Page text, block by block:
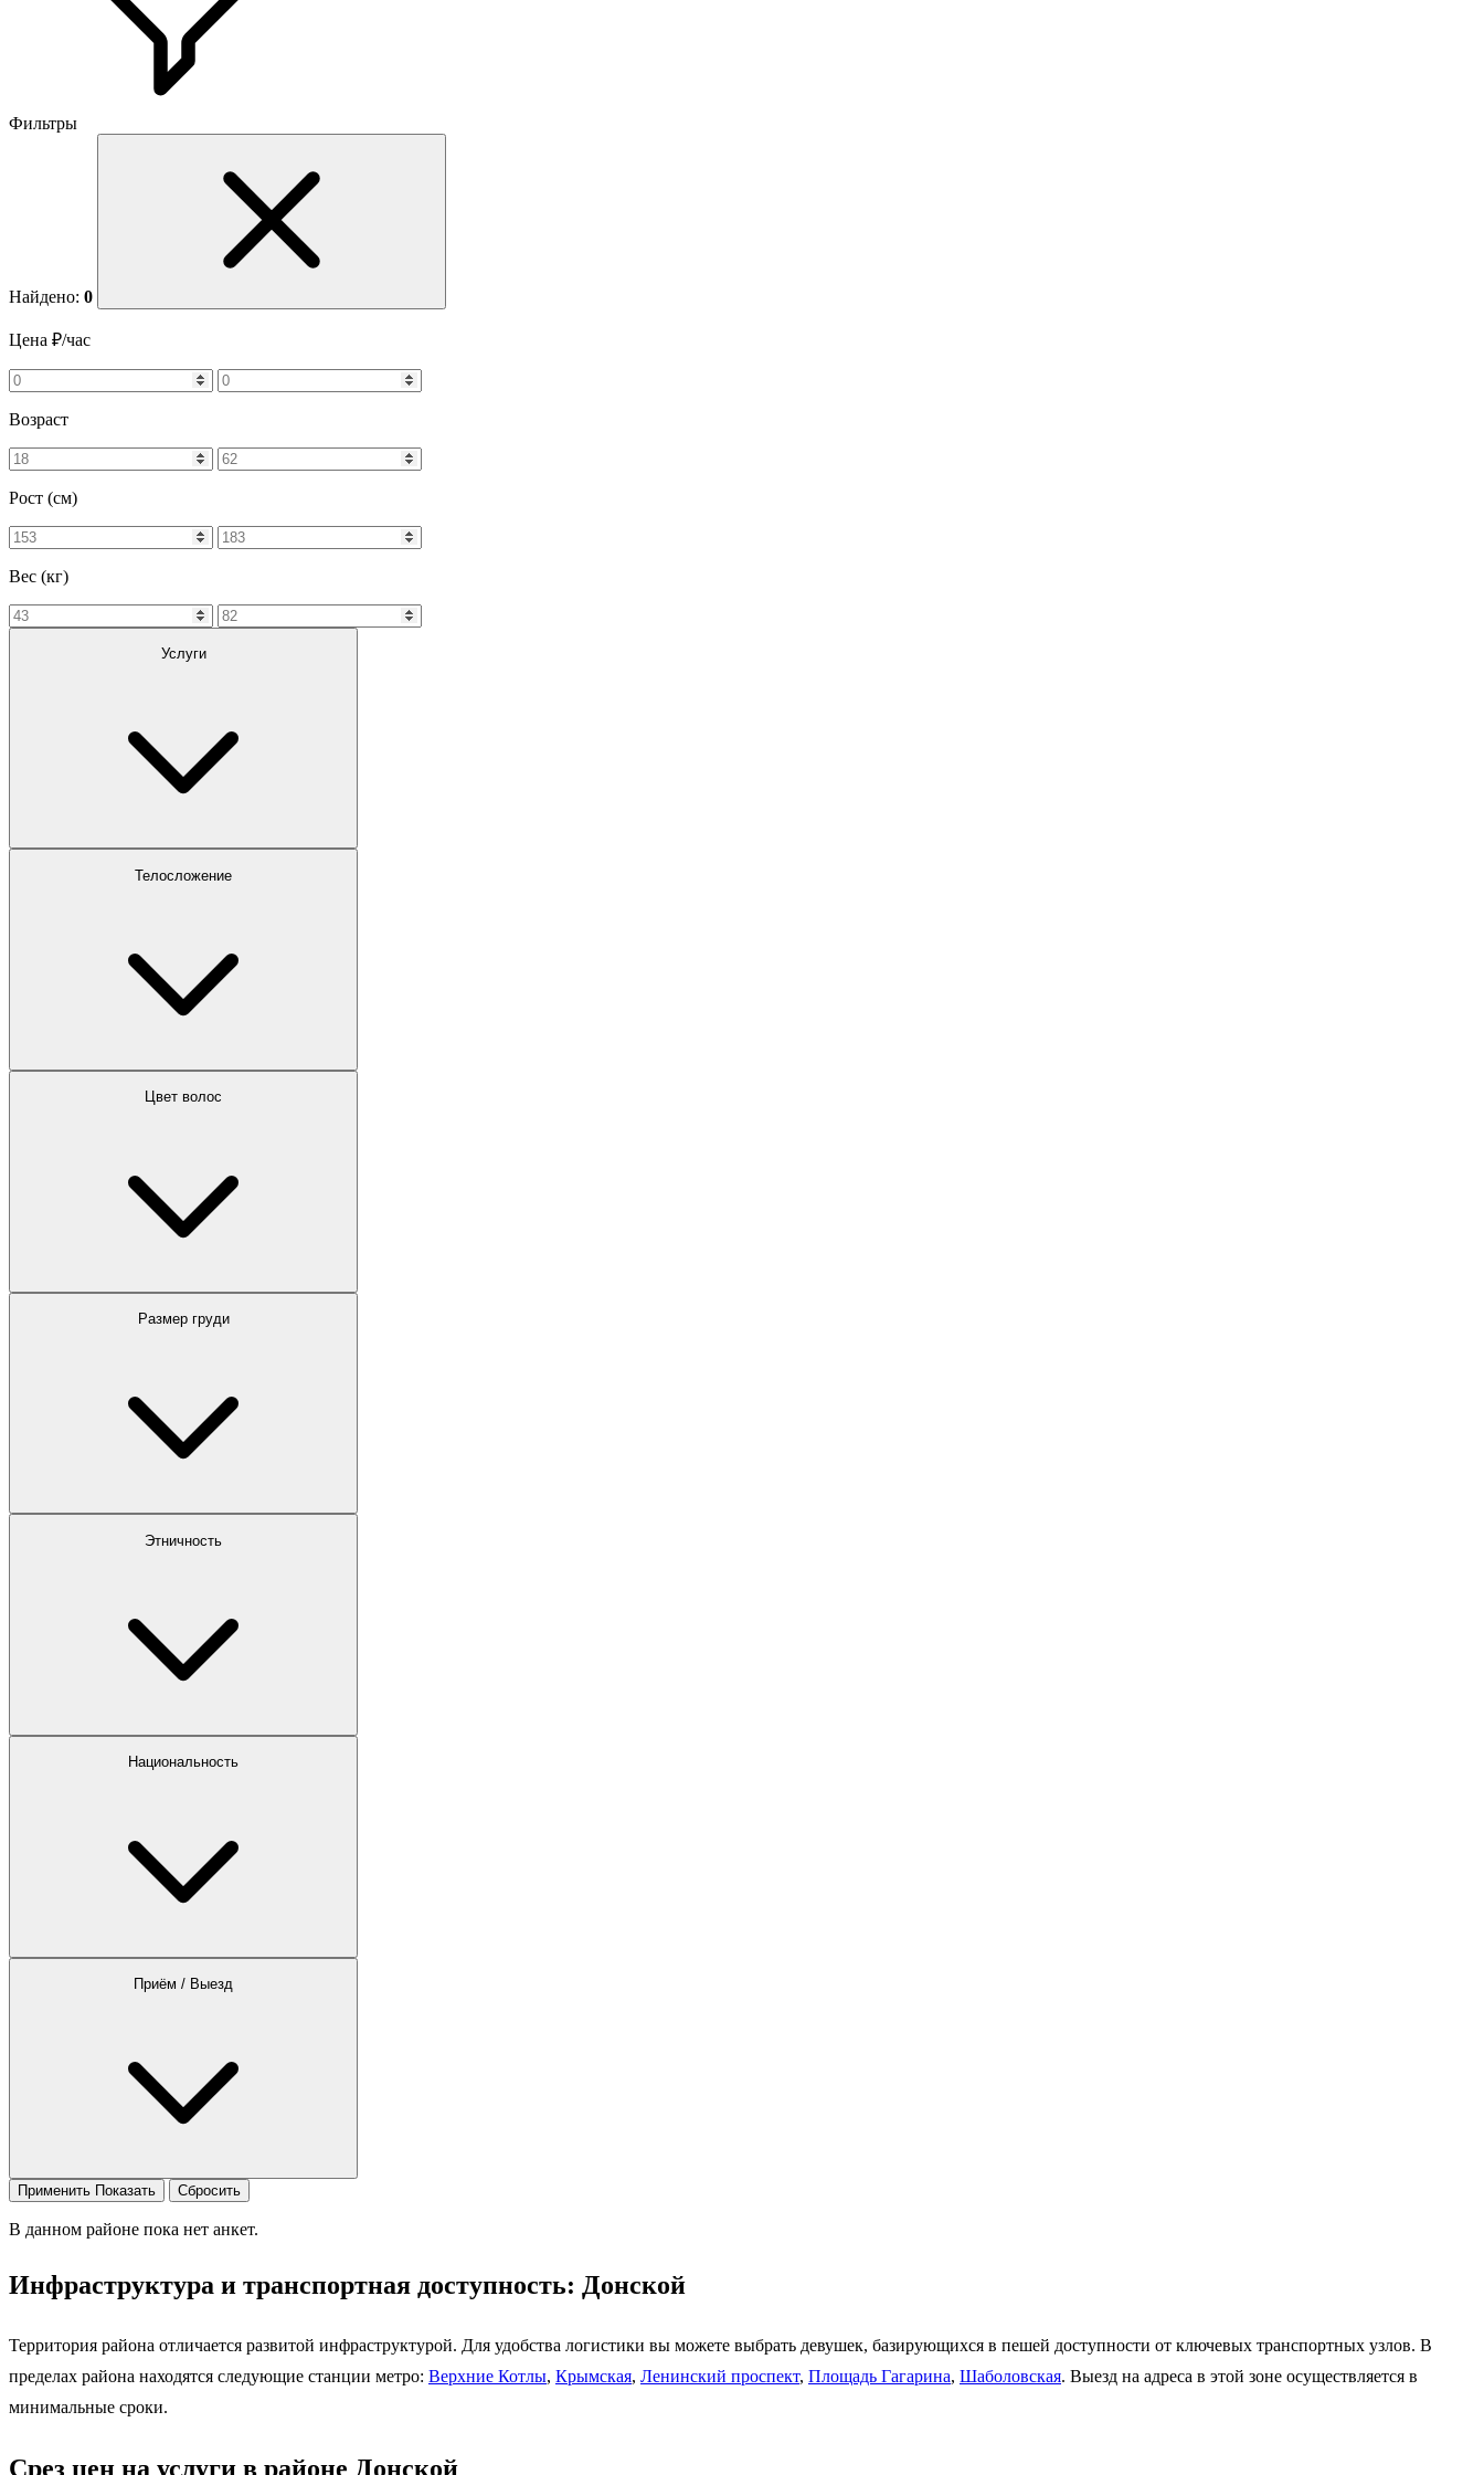
Фильтры
Найдено: 0
Цена ₽/час
Возраст
Рост (см)
Вес (кг)
Услуги
Телосложение
Цвет волос
Размер груди
Этничность
Национальность
Приём / Выезд
Применить Показать Сбросить
В данном районе пока нет анкет.
Инфраструктура и транспортная доступность: Донской
Территория района отличается развитой инфраструктурой. Для удобства логистики вы можете выбрать девушек, базирующихся в пешей доступности от ключевых транспортных узлов. В
пределах района находятся следующие станции метро: Верхние Котлы, Крымская, Ленинский проспект, Площадь Гагарина, Шаболовская. Выезд на адреса в этой зоне осуществляется в
минимальные сроки.
Срез цен на услуги в районе Донской